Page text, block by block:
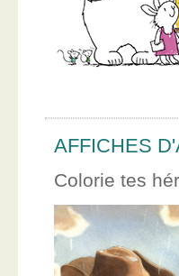
AFFICHES
Colorie tes